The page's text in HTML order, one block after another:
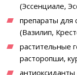
(Эссенциале,
препараты для
(Вазилип,
растительные
расторопши,